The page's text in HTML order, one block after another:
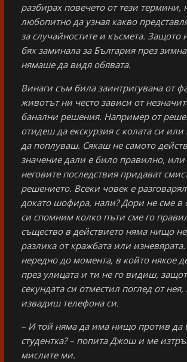
разбирах повечето от тези
любопитно да узная какво
за случайностите и късмета. Защото
бях заминала за България през
нямаше да видя обявата.
Винаги съм била заинтригувана от
животът ни често зависи от
банални решения. Например от
отидеш да екскурзия с колата си
да поплуваш. Сякаш не самото
значение дали е било правилно, или
неговите последствия придават
решението. Всеки човек е
докато шофира, нали? Дори не сме в
си спомним колко пъти сме го
същество в действието няма нищо
разлика от кражбата или
нередно до момента, в който някое
през улицата и ти не го видиш,
секундата си отместил поглед от нея,
извадиш телефона си.
– И той няма да има нищо против да
студентка? – попита Джош и ме
мислите ми.